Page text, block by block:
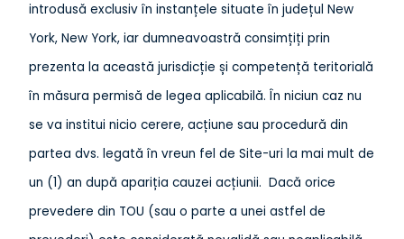
introdusă exclusiv în instanțele situate în județul New
York, New York, iar dumneavoastră consimțiți prin
prezenta la această jurisdicție și competență teritorială
în măsura permisă de legea aplicabilă. În niciun caz nu
se va institui nicio cerere, acțiune sau procedură din
partea dvs. legată în vreun fel de Site-uri la mai mult de
un (1) an după apariția cauzei acțiunii. Dacă orice
prevedere din TOU (sau o parte a unei astfel de